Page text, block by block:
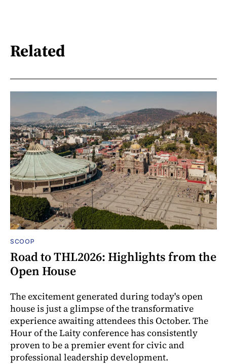
Related
SCOOP
Road to THL2026: Highlights from the
Open House
The excitement generated during today's open
house is just a glimpse of the transformative
experience awaiting attendees this October. The
Hour of the Laity conference has consistently
proven to be a premier event for civic and
professional leadership development.